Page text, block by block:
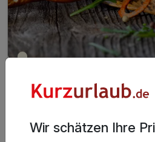
Teilweise ausgelastet
Best Western Hotel
Genießen Sie Bayern mit
Wir schätzen Ihre